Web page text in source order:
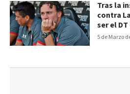
5 de Marzo
Tras la
contra
ser el